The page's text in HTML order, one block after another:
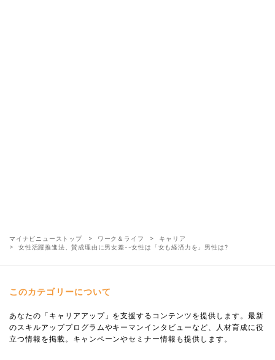
マイナビニューストップ ワーク＆ライフ
キャリア
女性活躍推進法、賛成理由に男女差--女性は「女も経済力を」男性は?
このカテゴリーについて
あなたの「キャリアアップ」を支援するコンテンツを提供します。最新
のスキルアッププログラムやキーマンインタビューなど、人材育成に役
立つ情報を掲載。キャンペーンやセミナー情報も提供します。